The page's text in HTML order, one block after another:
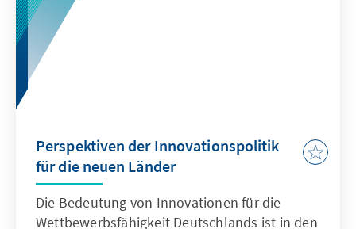
Perspektiven der Innovationspolitik
für die neuen Länder
Die Bedeutung von Innovationen für die
Wettbewerbsfähigkeit Deutschlands ist in den